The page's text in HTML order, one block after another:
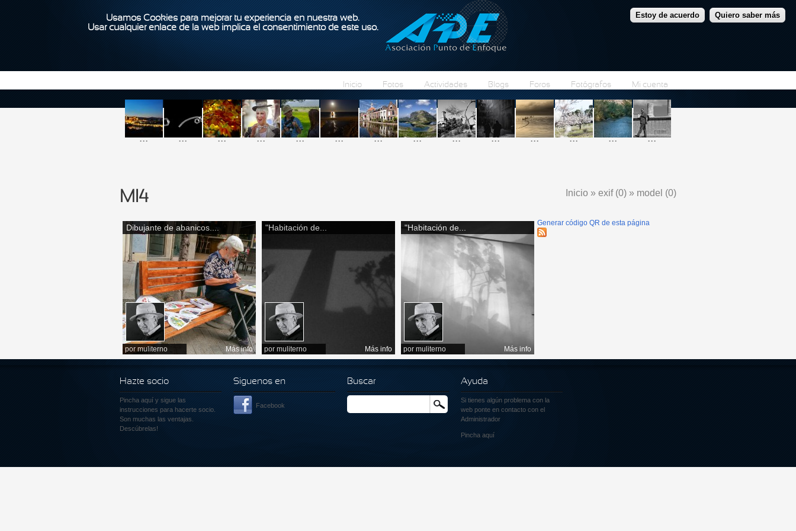
Usamos Cookies para mejorar tu experiencia en nuestra web.
Usar cualquier enlace de la web implica el consentimiento de este uso.
Estoy de acuerdo Quiero saber más
Pasar al contenido principal
Inicio Fotos Actividades Blogs Foros Fotógrafos Mi cuenta
... ... ... ... ... ... ... ... ... ... ... ... ... ...
Inicio » exif (0) » model (0)
MI4
Dibujante de abanicos....
por muliterno Más info
"Habitación de...
por muliterno Más info
"Habitación de...
por muliterno Más info
Generar código QR de esta página
Hazte socio
Pincha aquí y sigue las
instrucciones para hacerte socio.
Son muchas las ventajas.
Descúbrelas!
Siguenos en
Facebook
Buscar
Buscar
Ayuda
Si tienes algún problema con la
web ponte en contacto con el
Administrador
Pincha aquí